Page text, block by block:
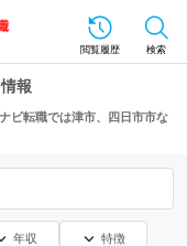
閲覧履歴 検索
報
ビ転職では津市、四日市市な
年収 特徴